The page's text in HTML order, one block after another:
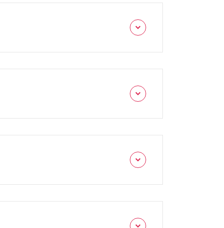
や混雑状況によって、異なりますので
す。修理費用はiPhoneの機種や修理箇
費用としてを頂戴します。
ください。